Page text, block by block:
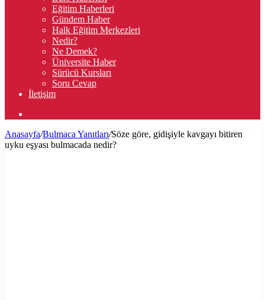
Eğitim Haberleri
Gündem Haber
Halk Eğitim Merkezleri
Nedir?
Ne Demek?
Üniversite Haber
Sürücü Kursları
Soru Cevap
İletişim
...
Anasayfa/Bulmaca Yanıtları/Söze göre, gidişiyle kavgayı bitiren
uyku eşyası bulmacada nedir?